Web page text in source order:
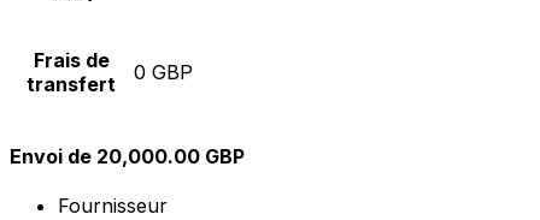
Frais de
transfert
0 GBP
Envoi de 20,000.00 GBP
Fournisseur